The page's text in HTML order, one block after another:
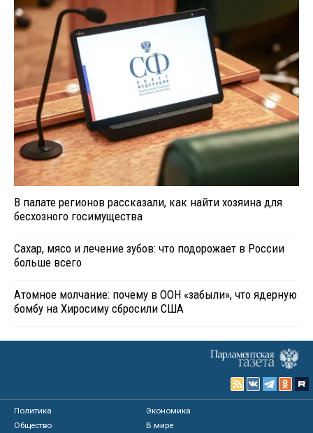
В палате регионов рассказали, как найти хозяина для
бесхозного госимущества
Сахар, мясо и лечение зубов: что подорожает в России
больше всего
Атомное молчание: почему в ООН «забыли», что ядерную
бомбу на Хиросиму сбросили США
Политика
Экономика
Общество
В мире